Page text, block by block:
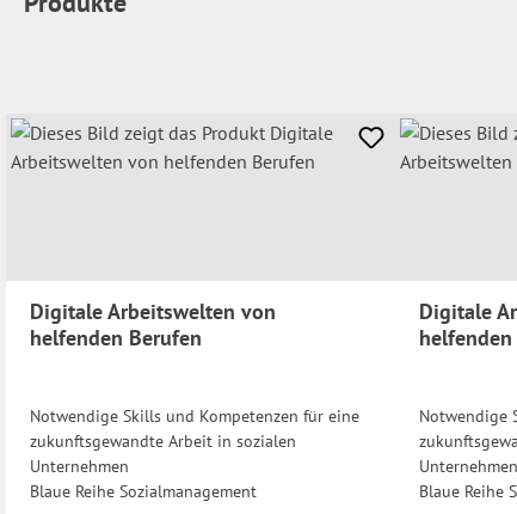
Digitale Arbeitswelten von
helfenden Berufen
Notwendige Skills und Kompetenzen für eine
zukunftsgewandte Arbeit in sozialen
Unternehmen
Blaue Reihe Sozialmanagement
Digitale
Notwendige
Unternehmen
Blaue Reihe